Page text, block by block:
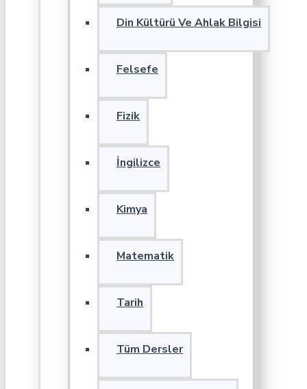
Din Kültürü Ve Ahlak Bilgisi
Felsefe
Fizik
İngilizce
Kimya
Matematik
Tarih
Tüm Dersler